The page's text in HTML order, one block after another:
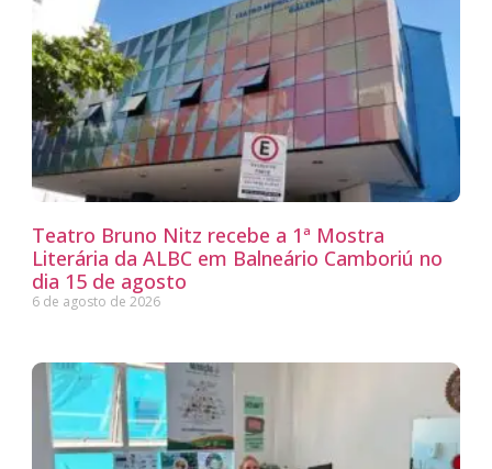
Teatro Bruno Nitz recebe a 1ª Mostra
Literária da ALBC em Balneário Camboriú no
dia 15 de agosto
6 de agosto de 2026